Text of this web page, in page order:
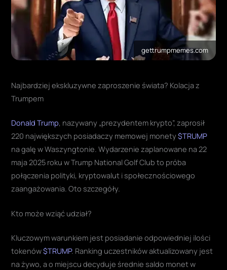
gettrumpmemes.com
Najbardziej ekskluzywne zaproszenie świata? Kolacja z
Trumpem
Donald Trump, nazywany „prezydentem krypto”, zaprosił
220 największych posiadaczy memowej monety$TRUMP
na galę w Waszyngtonie. Wydarzenie zaplanowane na 22
maja 2025 roku w Trump National Golf Club to próba
połączenia polityki, kryptowalut i społecznościowego
zaangażowania. Oto szczegóły.
Kto może wziąć udział?
Kluczowym warunkiem jest posiadanie odpowiedniej ilości
tokenów$TRUMP. Ranking uczestników aktualizowany jest
na żywo, a o miejscu decyduje średnie saldo monet w